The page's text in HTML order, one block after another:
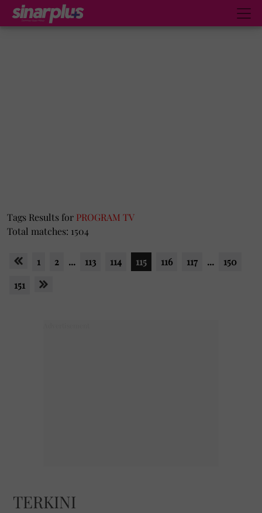
Tags Results for PROGRAM TV
Total matches: 1504
1 2 ... 113 114 115 116 117 ...
150
151
TERKINI